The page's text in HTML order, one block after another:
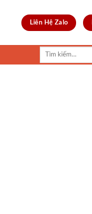
Liên Hệ Zalo
Tìm